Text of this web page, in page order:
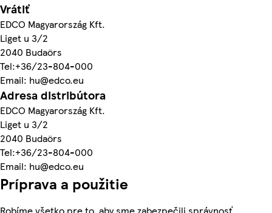
Vrátiť
EDCO Magyarország Kft.
Liget u 3/2
2040 Budaörs
Tel:+36/23-804-000
Email: hu@edco.eu
Adresa distribútora
EDCO Magyarország Kft.
Liget u 3/2
2040 Budaörs
Tel:+36/23-804-000
Email: hu@edco.eu
Príprava a použitie